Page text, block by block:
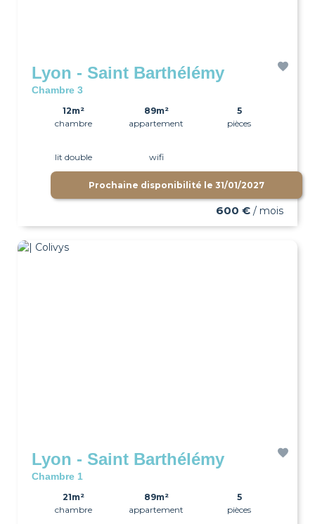
Lyon - Saint Barthélémy
Chambre 3
12m²
chambre
89m²
appartement
5
pièces
lit double wifi
Prochaine disponibilité le 31/01/2027
600 € / mois
Lyon - Saint Barthélémy
Chambre 1
21m²
chambre
89m²
appartement
5
pièces